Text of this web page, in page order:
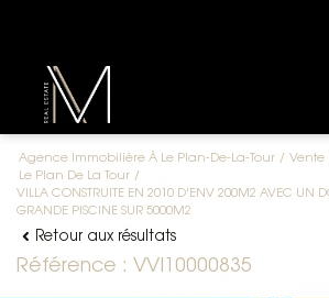
Agence Immobilière À Le Plan-De-La-Tour Vente
Le Plan De La Tour
VILLA CONSTRUITE EN 2010 D'ENV 200M2 AVEC UN
GRANDE PISCINE SUR 5000M2
Retour aux résultats
Référence : VVI10000835